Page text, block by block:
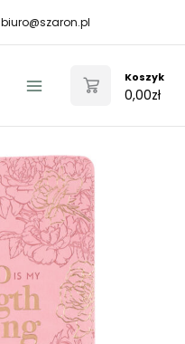
biuro@szaron.pl
Menu
Koszyk
0,00zł